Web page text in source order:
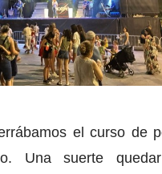
el curso de
Una suerte